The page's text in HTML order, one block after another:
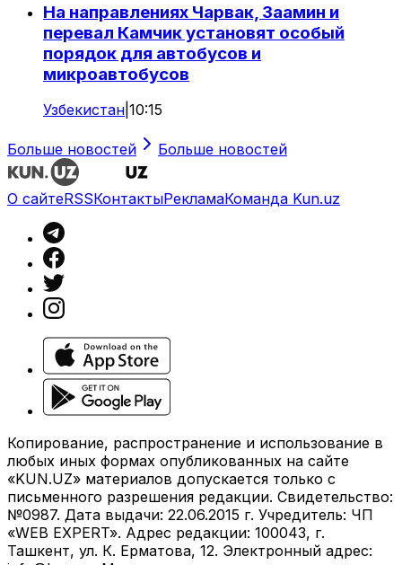
На направлениях Чарвак, Заамин и
перевал Камчик установят особый
порядок для автобусов и
микроавтобусов
Узбекистан 10:15
Больше новостей Больше новостей
О сайтеRSSКонтактыРекламаКоманда Kun.uz
Копирование, распространение и использование в
любых иных формах опубликованных на сайте
«KUN.UZ» материалов допускается только с
письменного разрешения редакции. Свидетельство:
№0987. Дата выдачи: 22.06.2015 г. Учредитель: ЧП
«WEB EXPERT». Адрес редакции: 100043, г.
Ташкент, ул. К. Ерматова, 12. Электронный адрес: